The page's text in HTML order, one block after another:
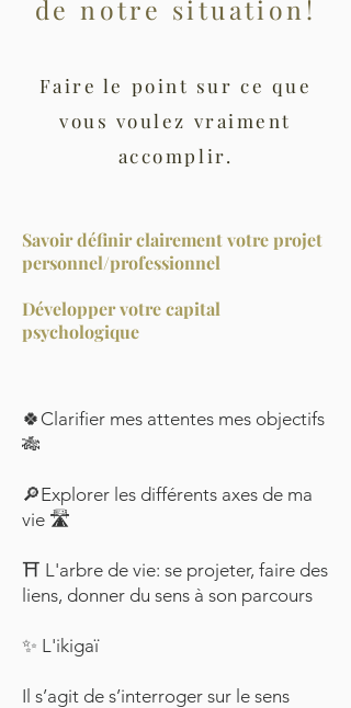
de notre situation!
Faire le point sur ce que
vous voulez vraiment
accomplir.
Savoir définir clairement votre projet
personnel/professionnel
Développer votre capital
psychologique
🍀Clarifier mes attentes mes objectifs
🎋
🔎Explorer les différents axes de ma
vie 🛣​​
⛩ L'arbre de vie: se projeter, faire des
liens, donner du sens à son parcours
✨ L'ikigaï
Il s’agit de s’interroger sur le sens